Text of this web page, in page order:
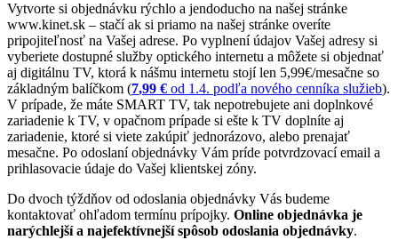
Vytvorte si objednávku rýchlo a jendoducho na našej stránke
www.kinet.sk – stačí ak si priamo na našej stránke overíte
pripojiteľnosť na Vašej adrese. Po vyplnení údajov Vašej adresy si
vyberiete dostupné služby optického internetu a môžete si objednať
aj digitálnu TV, ktorá k nášmu internetu stojí len 5,99€/mesačne so
základným balíčkom (7,99 € od 1.4. podľa nového cenníka služieb).
V prípade, že máte SMART TV, tak nepotrebujete ani doplnkové
zariadenie k TV, v opačnom prípade si ešte k TV doplníte aj
zariadenie, ktoré si viete zakúpiť jednorázovo, alebo prenajať
mesačne. Po odoslaní objednávky Vám príde potvrdzovací email a
prihlasovacie údaje do Vašej klientskej zóny.
Do dvoch týždňov od odoslania objednávky Vás budeme
kontaktovať ohľadom termínu prípojky. Online objednávka je
narýchlejší a najefektívnejší spôsob odoslania objednávky.